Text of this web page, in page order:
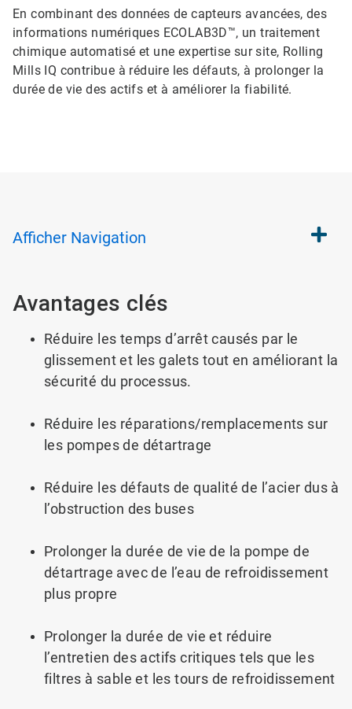
En combinant des données de capteurs avancées, des
informations numériques ECOLAB3D™, un traitement
chimique automatisé et une expertise sur site, Rolling
Mills IQ contribue à réduire les défauts, à prolonger la
durée de vie des actifs et à améliorer la fiabilité.
Afficher Navigation
Avantages clés
Réduire les temps d’arrêt causés par le
glissement et les galets tout en améliorant la
sécurité du processus.
Réduire les réparations/remplacements sur
les pompes de détartrage
Réduire les défauts de qualité de l’acier dus à
l’obstruction des buses
Prolonger la durée de vie de la pompe de
détartrage avec de l’eau de refroidissement
plus propre
Prolonger la durée de vie et réduire
l’entretien des actifs critiques tels que les
filtres à sable et les tours de refroidissement